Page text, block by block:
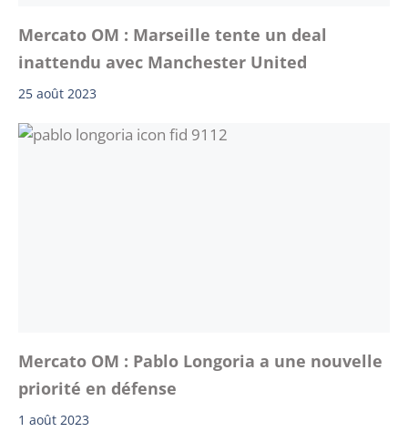
Mercato OM : Marseille tente un deal
inattendu avec Manchester United
25 août 2023
Mercato OM : Pablo Longoria a une nouvelle
priorité en défense
1 août 2023